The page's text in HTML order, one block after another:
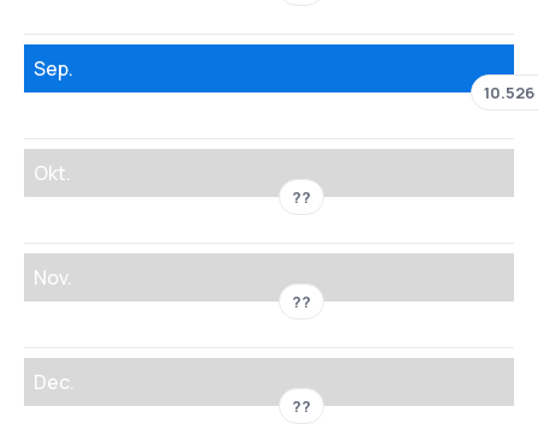
Sep.
10.526
Okt.
??
Nov.
??
Dec.
??